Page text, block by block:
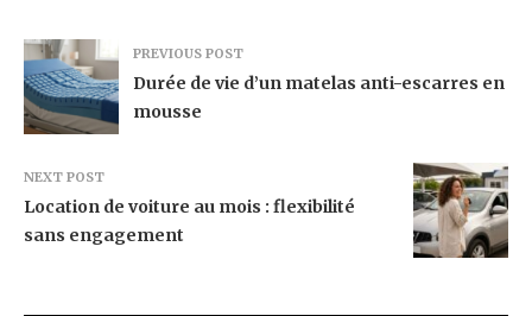
PREVIOUS POST
Durée de vie d’un matelas anti-escarres en
mousse
NEXT POST
Location de voiture au mois : flexibilité
sans engagement